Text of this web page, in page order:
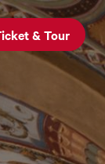
& Tour